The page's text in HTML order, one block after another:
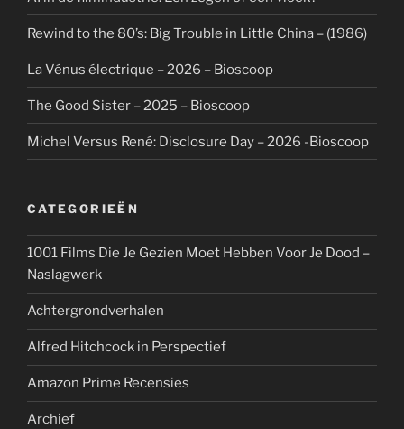
Rewind to the 80’s: Big Trouble in Little China – (1986)
La Vénus électrique – 2026 – Bioscoop
The Good Sister – 2025 – Bioscoop
Michel Versus René: Disclosure Day – 2026 -Bioscoop
CATEGORIEËN
1001 Films Die Je Gezien Moet Hebben Voor Je Dood –
Naslagwerk
Achtergrondverhalen
Alfred Hitchcock in Perspectief
Amazon Prime Recensies
Archief